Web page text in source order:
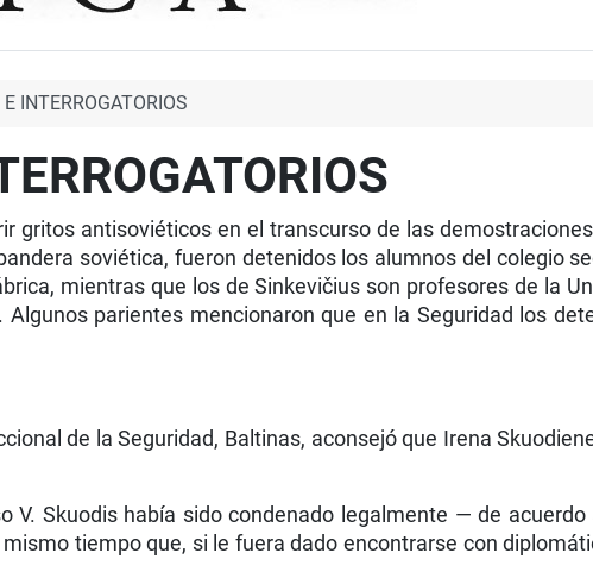
INTERROGATORIOS
gritos antisoviéticos en el transcurso de las
soviética, fueron detenidos los alumnos del colegio
mientras que los de Sinkevi­čius son profesores de la
parientes mencio­naron que en la Seguridad los
de la Seguridad, Baltinas, aconsejó que Irena
V. Skuodis había sido condenado legalmente — de
tiempo que, si le fuera dado encontrarse con